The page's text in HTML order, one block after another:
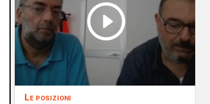
Le posizioni